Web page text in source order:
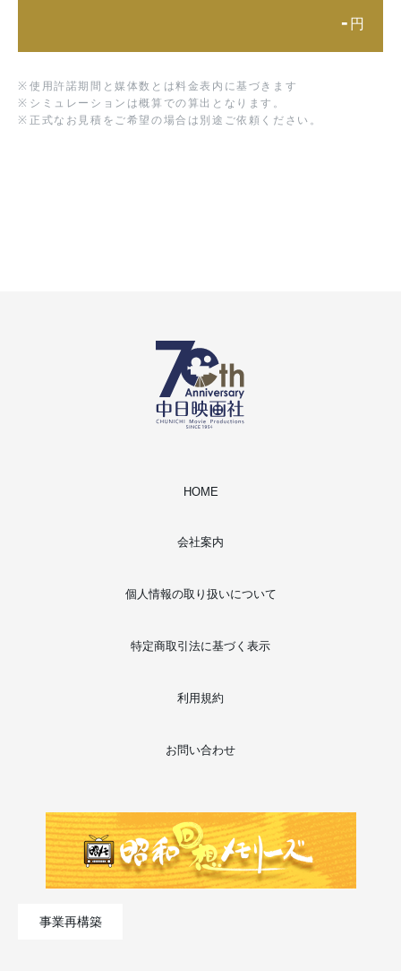
- 円
※ 使用許諾期間と媒体数とは料金表内に基づきます
※ シミュレーションは概算での算出となります。
※ 正式なお見積をご希望の場合は別途ご依頼ください。
HOME
会社案内
個人情報の取り扱いについて
特定商取引法に基づく表示
利用規約
お問い合わせ
事業再構築